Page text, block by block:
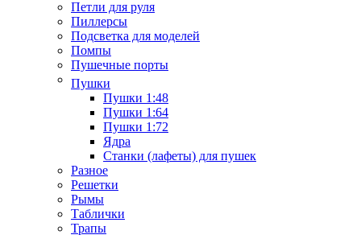
Петли для руля
Пиллерсы
Подсветка для моделей
Помпы
Пушечные порты
Пушки
Пушки 1:48
Пушки 1:64
Пушки 1:72
Ядра
Станки (лафеты) для пушек
Разное
Решетки
Рымы
Таблички
Трапы